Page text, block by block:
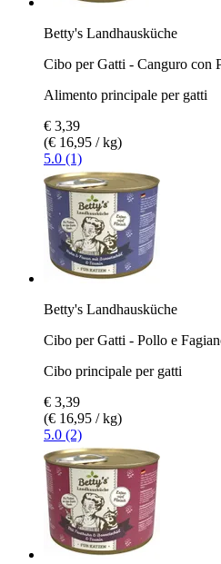
Betty's Landhausküche
Cibo per Gatti - Canguro con
Alimento principale per gatti
€ 3,39
(€ 16,95 / kg)
5.0 (1)
Betty's Landhausküche
Cibo per Gatti - Pollo e
Cibo principale per gatti
€ 3,39
(€ 16,95 / kg)
5.0 (2)